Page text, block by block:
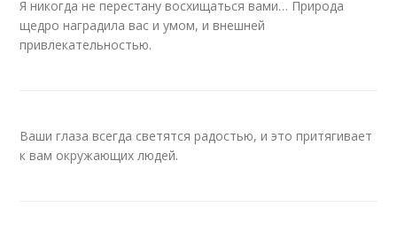
Я никогда не перестану восхищаться вами… Природа
щедро наградила вас и умом, и внешней
привлекательностью.
Ваши глаза всегда светятся радостью, и это притягивает
к вам окружающих людей.